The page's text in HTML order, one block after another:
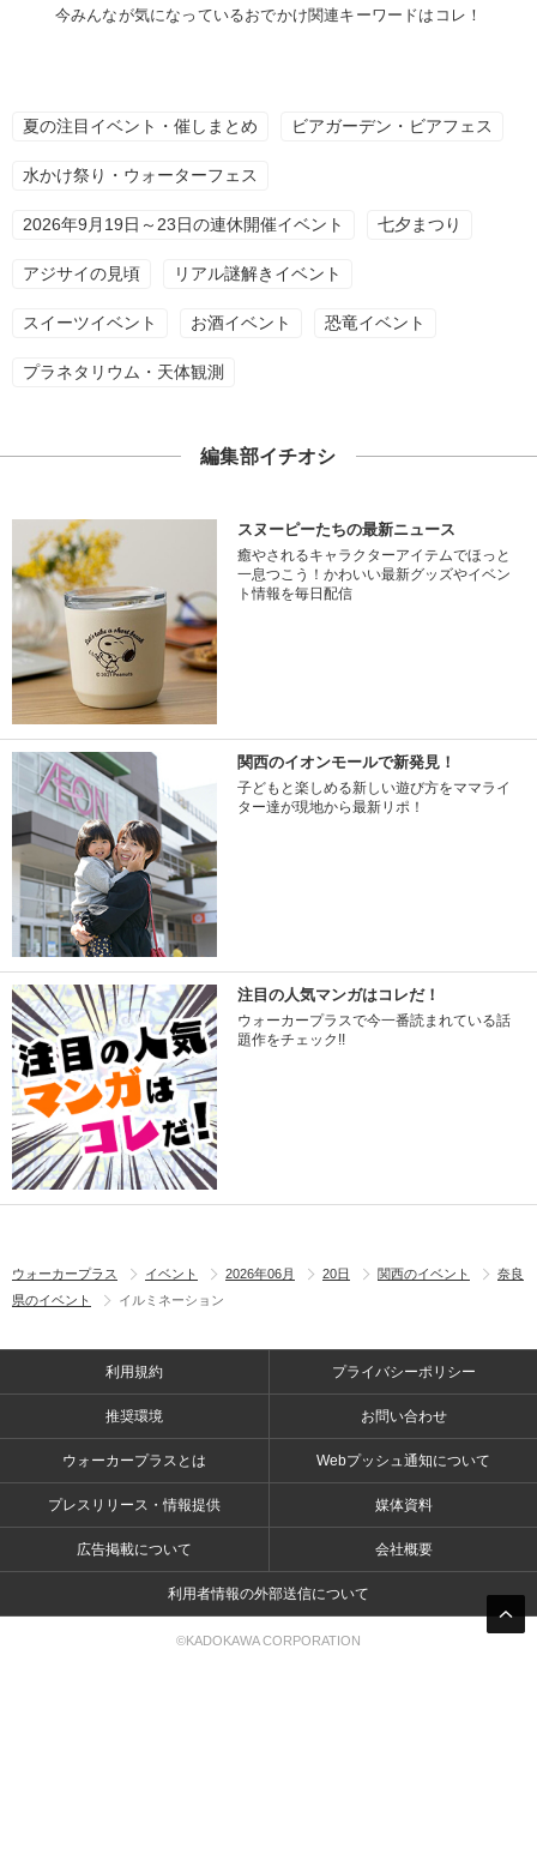
今みんなが気になっているおでかけ関連キーワードはコレ！
夏の注目イベント・催しまとめ ビアガーデン・ビアフェス
水かけ祭り・ウォーターフェス
2026年9月19日～23日の連休開催イベント 七夕まつり
アジサイの見頃 リアル謎解きイベント
スイーツイベント お酒イベント 恐竜イベント
プラネタリウム・天体観測
編集部イチオシ
スヌーピーたちの最新ニュース
癒やされるキャラクターアイテムでほっと
一息つこう！かわいい最新グッズやイベン
ト情報を毎日配信
関西のイオンモールで新発見！
子どもと楽しめる新しい遊び方をママライ
ター達が現地から最新リポ！
注目の人気マンガはコレだ！
ウォーカープラスで今一番読まれている話
題作をチェック!!
ウォーカープラス イベント 2026年06月 20日 関西のイベント
奈良
県のイベント
イルミネーション
利用規約 プライバシーポリシー
推奨環境 お問い合わせ
ウォーカープラスとは Webプッシュ通知について
プレスリリース・情報提供 媒体資料
広告掲載について 会社概要
利用者情報の外部送信について
©KADOKAWA CORPORATION